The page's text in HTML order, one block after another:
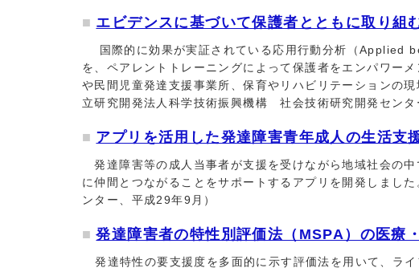
エビデンスに基づいて保護者とともに取り組
国際的に効果が実証されている応用行動分析（Applied
を、ペアレントトレーニングによって保護者をエンパワー
や民間児童発達支援事業所、保育やリハビリテーションの
立研究開発法人科学技術振興機構 社会技術研究開発センタ
アプリを活用した発達障害青年成人の生活支
発達障害等の成人当事者が支援を受けながら地域社会の
に仲間とつながることをサポートするアプリを開発しまし
ンター、平成29年9月）
発達障害者の特性別評価法（MSPA）の医療
発達特性の要支援度を多面的に示す評価法を用いて、ラ